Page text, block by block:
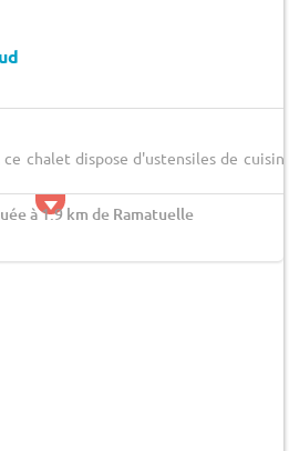
chalet dispose d'ustensiles de
à 1.9 km de Ramatuelle